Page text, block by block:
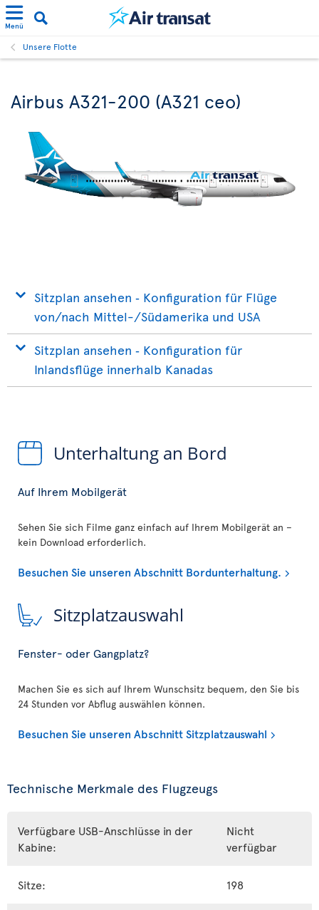
Menü
Unsere Flotte
Airbus A321-200 (A321 ceo)
Sitzplan ansehen ‐ Konfiguration für Flüge
von/nach Mittel-/Südamerika und USA
Sitzplan ansehen ‐ Konfiguration für
Inlandsflüge innerhalb Kanadas
Unterhaltung an Bord
Auf Ihrem Mobilgerät
Sehen Sie sich Filme ganz einfach auf Ihrem Mobilgerät an –
kein Download erforderlich.
Besuchen Sie unseren Abschnitt Bordunterhaltung.
Sitzplatzauswahl
Fenster- oder Gangplatz?
Machen Sie es sich auf Ihrem Wunschsitz bequem, den Sie bis
24 Stunden vor Abflug auswählen können.
Besuchen Sie unseren Abschnitt Sitzplatzauswahl
Technische Merkmale des Flugzeugs
Verfügbare USB-Anschlüsse in der
Kabine:
Nicht
verfügbar
Sitze: 198